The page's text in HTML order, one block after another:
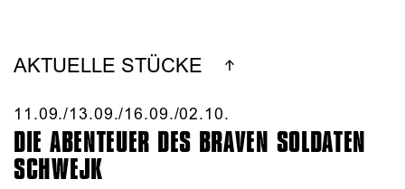
AKTUELLE STÜCKE
11.09./​13.09./​16.09./​02.10.​
DIE ABENTEUER DES BRAVEN SOLDATEN
SCHWEJK